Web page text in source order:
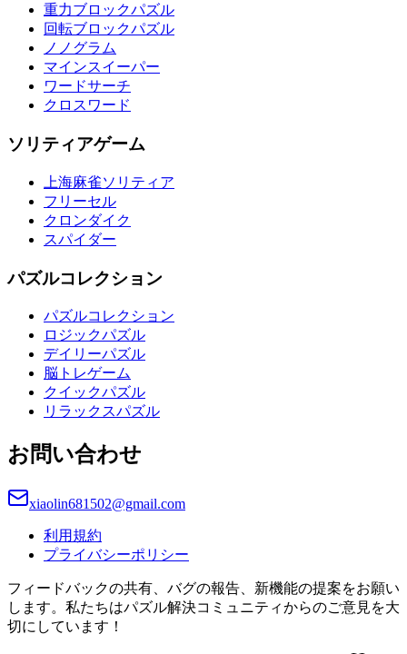
重力ブロックパズル
回転ブロックパズル
ノノグラム
マインスイーパー
ワードサーチ
クロスワード
ソリティアゲーム
上海麻雀ソリティア
フリーセル
クロンダイク
スパイダー
パズルコレクション
パズルコレクション
ロジックパズル
デイリーパズル
脳トレゲーム
クイックパズル
リラックスパズル
お問い合わせ
xiaolin681502@gmail.com
利用規約
プライバシーポリシー
フィードバックの共有、バグの報告、新機能の提案をお願い
します。私たちはパズル解決コミュニティからのご意見を大
切にしています！